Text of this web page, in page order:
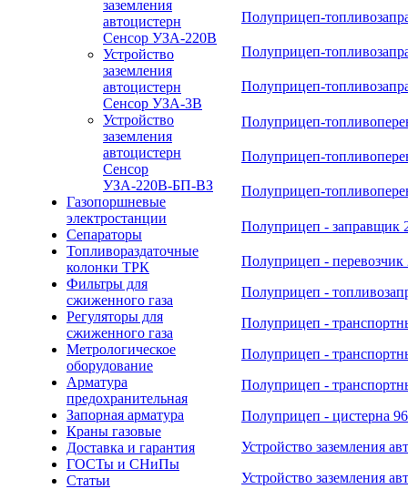
заземления
автоцистерн
Сенсор УЗА-220В
Устройство
заземления
автоцистерн
Сенсор УЗА-3В
Устройство
заземления
автоцистерн
Сенсор
УЗА-220В-БП-ВЗ
Газопоршневые
электростанции
Сепараторы
Топливораздаточные
колонки ТРК
Фильтры для
сжиженного газа
Регуляторы для
сжиженного газа
Метрологическое
оборудование
Арматура
предохранительная
Запорная арматура
Краны газовые
Доставка и гарантия
ГОСТы и СНиПы
Статьи
Полуприцеп-
Полуприцеп-
Полуприцеп-
Полуприцеп-
Полуприцеп-
Полуприцеп-
Полуприцеп - заправщик
Полуприцеп - перевозчик
Полуприцеп -
Полуприцеп -
Полуприцеп -
Полуприцеп -
Полуприцеп - цистерна
Устройство заземления
Устройство заземления